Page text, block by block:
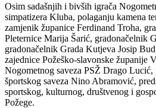
Osim sadašnjih i bivših igrača
simpatizera Kluba, polaganju kamena
zamjenik županice Ferdinand Troha,
Pleternice Marija Šarić, gradonačelnik
gradonačelnik Grada Kutjeva Josip
zajednice Požeško-slavonske županije
Nogometnog saveza PSŽ Drago Lucić,
športskog saveza Nino Abramović,
sportskog, kulturnog, društvenog i
Požege.